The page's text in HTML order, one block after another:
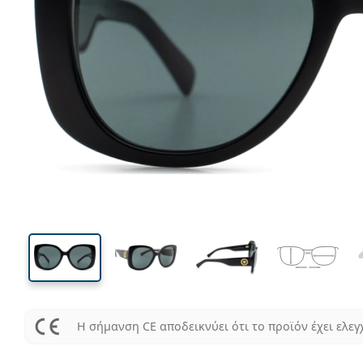
Μήκος σκελετού
52 mm
Ύψος φακού Μήκος φακού
Μήκος
φακού
Η σήμανση CE αποδεικνύει ότι το προϊόν έχει